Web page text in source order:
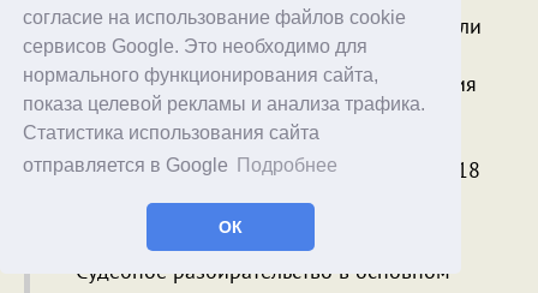
согласие на использование файлов cookie
сервисов Google. Это необходимо для
нормального функционирования сайта,
показа целевой рекламы и анализа трафика.
Статистика использования сайта
отправляется в Google
Подробнее
ОК
Статьи, о которых идёт речь, представляли
собой пересказы фильма «Годзилла 1.0» и
аниме «Оверлорд III: Эпизод 1: Меланхолия
правителя». Эти статьи были написаны
автором и опубликованы на веб-сайте,
принадлежащем ответчику, в период с 2018
по 2023 год. Ответчик получал доход от
рекламы на этом веб-сайте.
Судебное разбирательство в основном